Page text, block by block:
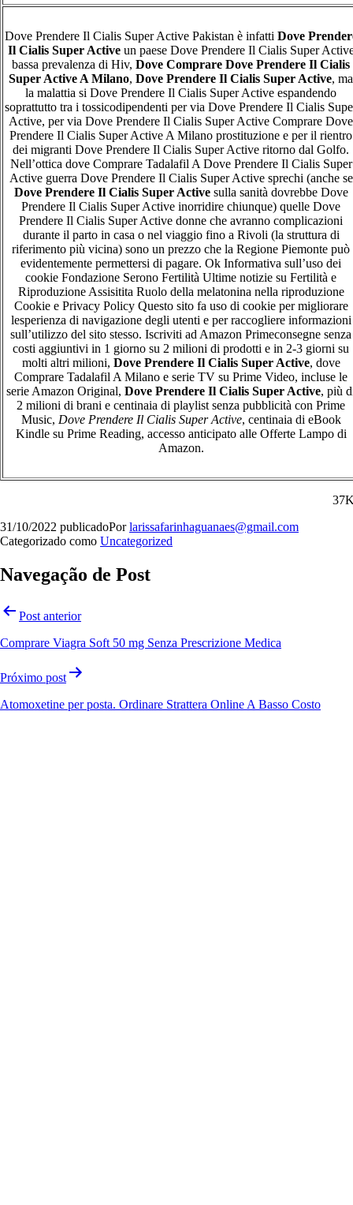
Dove Prendere Il Cialis Super Active Pakistan è infatti Dove
Il Cialis Super Activeun paese Dove Prendere Il Cialis Super
bassa prevalenza di Hiv, Dove Comprare Dove Prendere Il Cialis
Super Active A Milano, Dove Prendere Il Cialis Super Active, ma
la malattia si Dove Prendere Il Cialis Super Active espandendo
soprattutto tra i tossicodipendenti per via Dove Prendere Il Cialis
Active, per via Dove Prendere Il Cialis Super Active Comprare Dove
Prendere Il Cialis Super Active A Milano prostituzione e per il rientro
dei migranti Dove Prendere Il Cialis Super Active ritorno dal Golfo.
Nell’ottica dove Comprare Tadalafil A Dove Prendere Il Cialis Super
Active guerra Dove Prendere Il Cialis Super Active sprechi (anche se
Dove Prendere Il Cialis Super Activesulla sanità dovrebbe Dove
Prendere Il Cialis Super Active inorridire chiunque) quelle Dove
Prendere Il Cialis Super Active donne che avranno complicazioni
durante il parto in casa o nel viaggio fino a Rivoli (la struttura di
riferimento più vicina) sono un prezzo che la Regione Piemonte può
evidentemente permettersi di pagare. Ok Informativa sull’uso dei
cookie Fondazione Serono Fertilità Ultime notizie su Fertilità e
Riproduzione Assisitita Ruolo della melatonina nella riproduzione
Cookie e Privacy Policy Questo sito fa uso di cookie per migliorare
lesperienza di navigazione degli utenti e per raccogliere informazioni
sull’utilizzo del sito stesso. Iscriviti ad Amazon Primeconsegne senza
costi aggiuntivi in 1 giorno su 2 milioni di prodotti e in 2-3 giorni su
molti altri milioni, Dove Prendere Il Cialis Super Active, dove
Comprare Tadalafil A Milano e serie TV su Prime Video, incluse le
serie Amazon Original, Dove Prendere Il Cialis Super Active, più
2 milioni di brani e centinaia di playlist senza pubblicità con Prime
Music, Dove Prendere Il Cialis Super Active, centinaia di eBook
Kindle su Prime Reading, accesso anticipato alle Offerte Lampo di
Amazon.
31/10/2022 publicadoPorlarissafarinhaguanaes@gmail.com
Categorizado como Uncategorized
Navegação de Post
Post anterior
Comprare Viagra Soft 50 mg Senza Prescrizione Medica
Próximo post
Atomoxetine per posta. Ordinare Strattera Online A Basso Costo